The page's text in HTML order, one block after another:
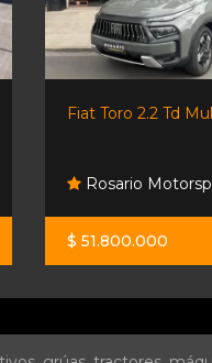
Fiat Toro 2.2 Td
Rosario
$ 51.800.000